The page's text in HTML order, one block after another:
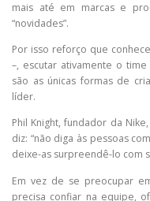
mais até em marcas e
“novidades”.
Por isso reforço que
–, escutar ativamente o
são as únicas formas de
líder.
Phil Knight, fundador da
diz: “não diga às pessoas
deixe-as surpreendê-lo com
Em vez de se preocupar
precisa confiar na equipe,